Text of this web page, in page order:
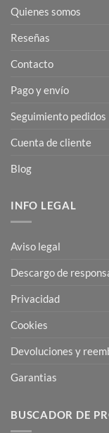
Quienes somos
Reseñas
Contacto
Pago y envío
Seguimiento pedidos
Cuenta de cliente
Blog
INFO LEGAL
Aviso legal
Descargo de
Privacidad
Cookies
Devoluciones y
Garantias
BUSCADOR DE